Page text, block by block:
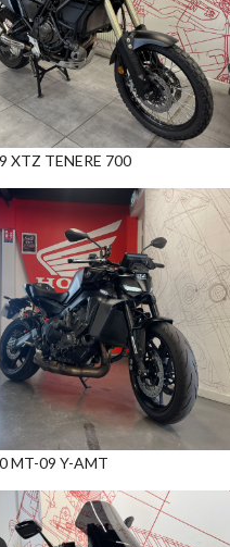
XTZ TENERE 700
MT-09 Y-AMT